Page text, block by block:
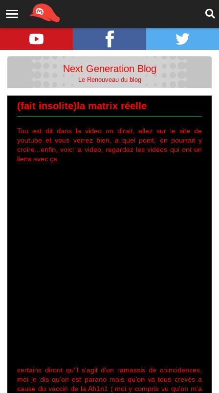
Next Generation Blog
Le Renouveau du blog
(fait insolite)la matrix réelle
Tou est dit dans la video on dirait, allez sur le site de
youtube et vous verrez bien, a quel point, on pourrait y
croire...enfin, voici la video, regardez les vidéos qui ont un
liens avec ça
certains diront qu'il s'agit d'un ramassis de coincidences,
moi je dis qu'on est parano mais qu'on va tous crevés a
cause du vaccin de la Ah1n1 ( moi y compris vu qu'on m'a